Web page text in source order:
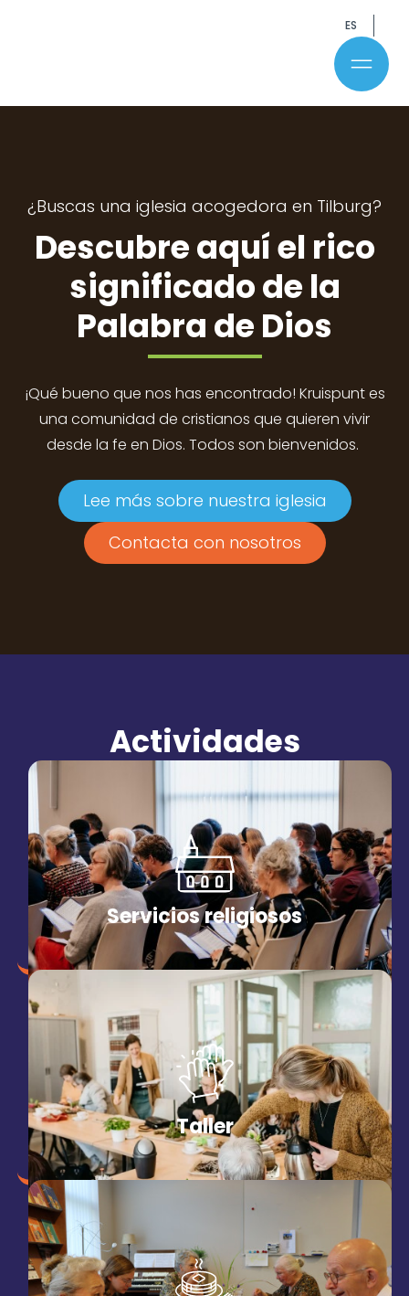
ES
¿Buscas una iglesia acogedora en Tilburg?
Descubre aquí el rico
significado de la
Palabra de Dios
¡Qué bueno que nos has encontrado! Kruispunt es
una comunidad de cristianos que quieren vivir
desde la fe en Dios. Todos son bienvenidos.
Lee más sobre nuestra iglesia
Contacta con nosotros
Actividades
Servicios religiosos
Taller